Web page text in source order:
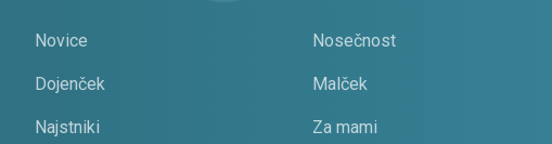
Novice Nosečnost
Dojenček Malček
Najstniki Za mami